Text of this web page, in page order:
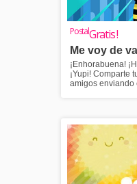
PostalGratis !
Me voy de
¡Enhorabuena!
¡Yupi! Comparte
amigos enviando